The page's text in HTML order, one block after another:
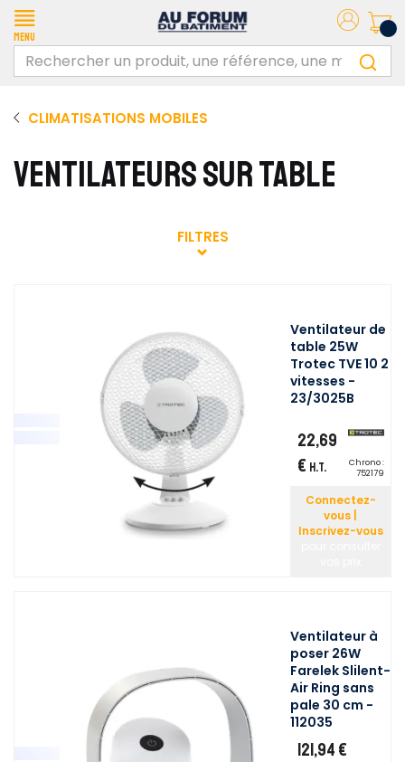
Menu
CLIMATISATIONS MOBILES
VENTILATEURS SUR TABLE
FILTRES
Ventilateur de
table 25W
Trotec TVE 10 2
vitesses -
23/3025B
22,69
€ H.T.
Chrono :
752179
Connectez-
vous |
Inscrivez-vous
Ventilateur à
poser 26W
Farelek Slilent-
Air Ring sans
pale 30 cm -
112035
121,94 €